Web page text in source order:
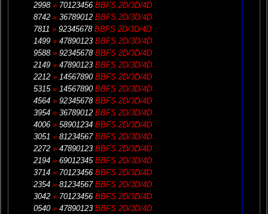
2998» 70123456 BBFS 2D/3D/4D
8742 » 36789012 BBFS 2D/3D/4D
7811 » 92345678BBFS 2D/3D/4D
1499 » 47890123 BBFS 2D/3D/4D
9588» 92345678BBFS 2D/3D/4D
2149 » 47890123 BBFS 2D/3D/4D
2212 » 14567890BBFS 2D/3D/4D
5315» 14567890BBFS 2D/3D/4D
4564 » 92345678BBFS 2D/3D/4D
3954 » 36789012 BBFS 2D/3D/4D
4006 » 58901234 BBFS 2D/3D/4D
3051 » 81234567BBFS 2D/3D/4D
2272 » 47890123 BBFS 2D/3D/4D
2194 » 69012345BBFS 2D/3D/4D
3714 » 70123456 BBFS 2D/3D/4D
2354 » 81234567BBFS 2D/3D/4D
3042 » 70123456 BBFS 2D/3D/4D
0540» 47890123 BBFS 2D/3D/4D